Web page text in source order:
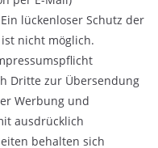
lückenloser Schutz der
nicht möglich.
Dritte zur Übersendung
Werbung und
ausdrücklich
behalten sich